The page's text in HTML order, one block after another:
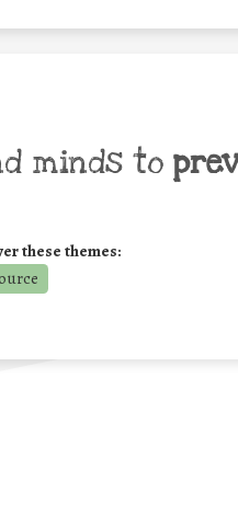
minds to
these themes: